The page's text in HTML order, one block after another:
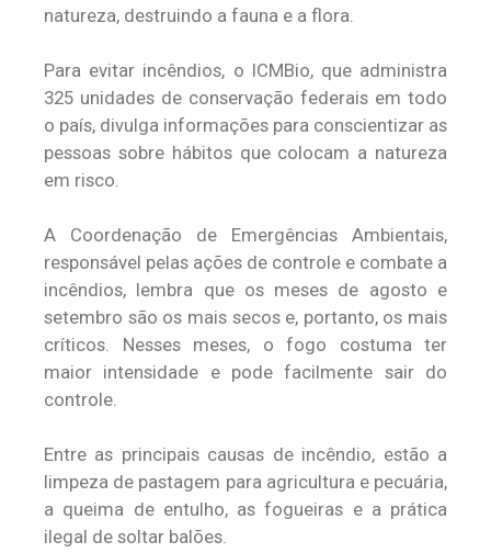
natureza, destruindo a fauna e a flora.
Para evitar incêndios, o ICMBio, que administra
325 unidades de conservação federais em todo
o país, divulga informações para conscientizar as
pessoas sobre hábitos que colocam a natureza
em risco.
A Coordenação de Emergências Ambientais,
responsável pelas ações de controle e combate a
incêndios, lembra que os meses de agosto e
setembro são os mais secos e, portanto, os mais
críticos. Nesses meses, o fogo costuma ter
maior intensidade e pode facilmente sair do
controle.
Entre as principais causas de incêndio, estão a
limpeza de pastagem para agricultura e pecuária,
a queima de entulho, as fogueiras e a prática
ilegal de soltar balões.